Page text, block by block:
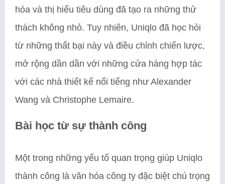
hóa và thị hiếu tiêu dùng đã tạo ra những thử
thách không nhỏ. Tuy nhiên, Uniqlo đã học hỏi
từ những thất bại này và điều chỉnh chiến lược,
mở rộng dần dần với những cửa hàng hợp tác
với các nhà thiết kế nổi tiếng như Alexander
Wang và Christophe Lemaire.
Bài học từ sự thành công
Một trong những yếu tố quan trọng giúp Uniqlo
thành công là văn hóa công ty đặc biệt chú trọng